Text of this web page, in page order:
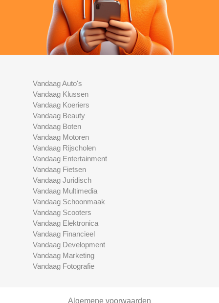
Vandaag Auto's
Vandaag Klussen
Vandaag Koeriers
Vandaag Beauty
Vandaag Boten
Vandaag Motoren
Vandaag Rijscholen
Vandaag Entertainment
Vandaag Fietsen
Vandaag Juridisch
Vandaag Multimedia
Vandaag Schoonmaak
Vandaag Scooters
Vandaag Elektronica
Vandaag Financieel
Vandaag Development
Vandaag Marketing
Vandaag Fotografie
Algemene voorwaarden